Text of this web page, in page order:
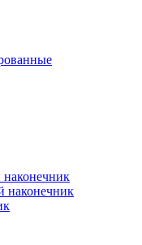
наконечник